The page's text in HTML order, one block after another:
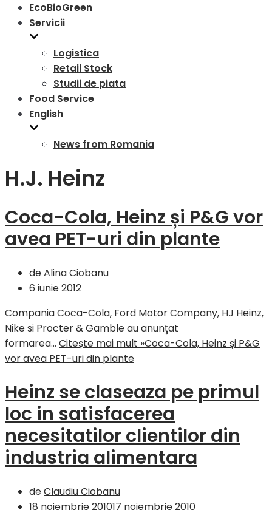
EcoBioGreen
Servicii
Logistica
Retail Stock
Studii de piata
Food Service
English
News from Romania
H.J. Heinz
Coca-Cola, Heinz și P&G vor
avea PET-uri din plante
deAlina Ciobanu
6 iunie 2012
Compania Coca-Cola, Ford Motor Company, HJ Heinz,
Nike si Procter & Gamble au anunţat
formarea… Citește mai mult »Coca-Cola, Heinz și P&G
vor avea PET-uri din plante
Heinz se claseaza pe primul
loc in satisfacerea
necesitatilor clientilor din
industria alimentara
deClaudiu Ciobanu
18 noiembrie 201017 noiembrie 2010